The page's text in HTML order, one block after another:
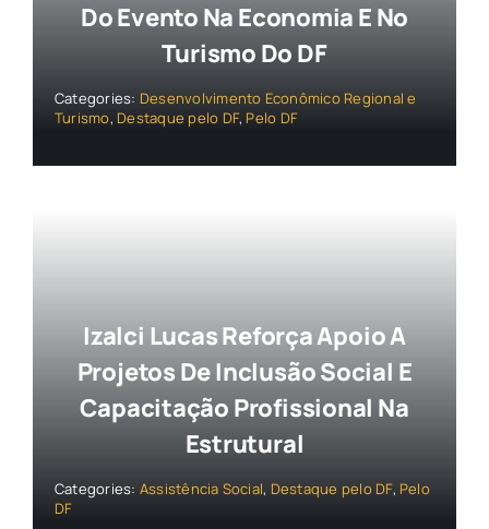
Do Evento Na Economia E No
Turismo Do DF
Categories: Desenvolvimento Econômico Regional e
Turismo, Destaque pelo DF, Pelo DF
Izalci Lucas Reforça Apoio A
Projetos De Inclusão Social E
Capacitação Profissional Na
Estrutural
Categories: Assistência Social, Destaque pelo DF, Pelo
DF